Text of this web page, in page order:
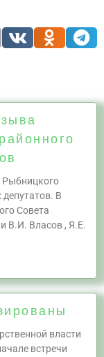
Рыбницкого
В
Совета
В.И. Власов , Я.Е.
власти
встречи